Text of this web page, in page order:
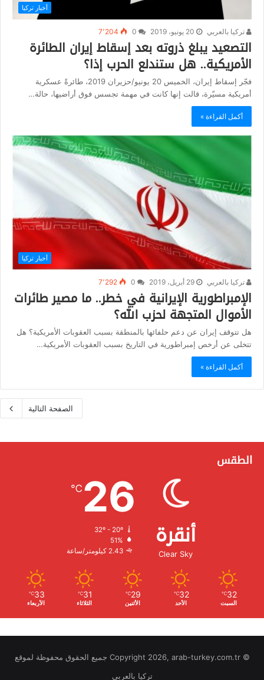
أخبار تركيا
تركيا بالعربي 20 يونيو، 2019 7٬204
التصعيد يبلغ ذروته بعد إسقاط إيران الطائرة
الأمريكية.. هل ستندلع الحرب إذا؟
فجّر إسقاط إيران، الخميس 20 يونيو/حزيران 2019، طائرةً عسكرية
أمريكية مسيّرة، قالت إنها كانت في مهمة تجسس فوق أراضيها، حالة…
أكمل القراءة »
أخبار تركيا
تركيا بالعربي 29 أبريل، 2019 7٬292
الإمبراطورية الإيرانية في خطر.. ما مصير طائرات
الأموال المتجهة لحزب الله؟
هل تتوقف إيران عن دعم حلفائها بالمنطقة بسبب العقوبات الأمريكية؟ هل
تتخلى عن أرخص إمبراطورية في التاريخ بسبب العقوبات الأمريكية…
أكمل القراءة »
الصفحة التالية
الطقس
أنقرة
Clear Sky
26
℃
32º - 20º
الرطوبة:
الرياح:2.43 كيلومتر/ساعة
32
℃
السبت
32
℃
الأحد
29
℃
الأثنين
31
℃
الثلاثاء
33
℃
الأربعاء
© Copyright 2026, arab-turkey.com.tr جميع الحقوق محفوظة لموقع
تركيا بالعربي